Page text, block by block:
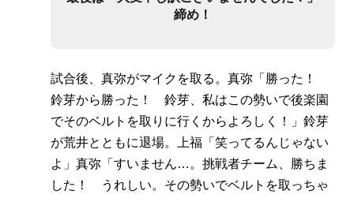
締め！
試合後、真弥がマイクを取る。真弥「勝った！
鈴芽から勝った！ 鈴芽、私はこの勢いで後楽園
でそのベルトを取りに行くからよろしく！」鈴芽
が荒井とともに退場。上福「笑ってるんじゃない
よ」真弥「すいません…。挑戦者チーム、勝ちま
した！ うれしい。その勢いでベルトを取っちゃ